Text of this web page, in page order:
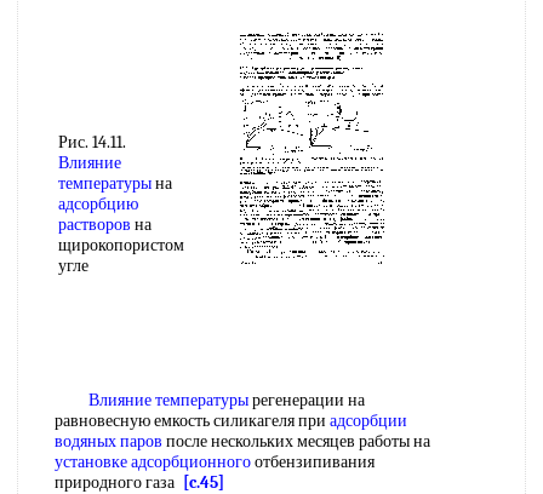
Рис. 14.11.
Влияние
температурына
адсорбцию
растворов на
щирокопористом
угле
Влияние температурырегенерации на
равновесную емкость силикагеля при адсорбции
водяных паров после нескольких месяцев работы на
установке адсорбционногоотбензипивания
природного газа [c.45]